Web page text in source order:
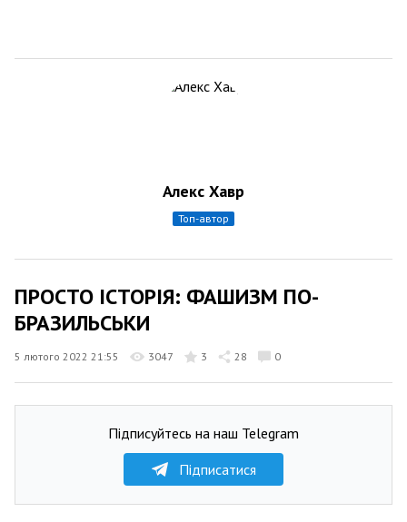
Алекс Хавр
топ-автор
ПРОСТО ІСТОРІЯ: ФАШИЗМ ПО-
БРАЗИЛЬСЬКИ
5 лютого 2022 21:55 3047 3 28 0
Підписуйтесь на наш Telegram
Підписатися